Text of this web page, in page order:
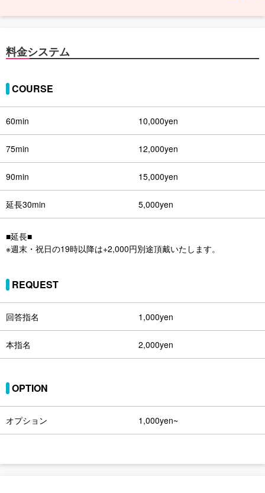
料金システム
COURSE
60min 10,000yen
75min 12,000yen
90min 15,000yen
延長30min 5,000yen
■延長■
※週末・祝日の19時以降は+2,000円別途頂戴いたします。
REQUEST
回答指名 1,000yen
本指名 2,000yen
OPTION
オプション 1,000yen~